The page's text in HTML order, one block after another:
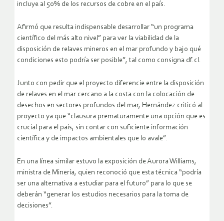
incluye al 50% de los recursos de cobre en el país.
Afirmó que resulta indispensable desarrollar “un programa
científico del más alto nivel” para ver la viabilidad de la
disposición de relaves mineros en el mar profundo y bajo qué
condiciones esto podría ser posible”, tal como consigna df.cl.
Junto con pedir que el proyecto diferencie entre la disposición
de relaves en el mar cercano a la costa con la colocación de
desechos en sectores profundos del mar, Hernández criticó al
proyecto ya que “clausura prematuramente una opción que es
crucial para el país, sin contar con suficiente información
científica y de impactos ambientales que lo avale”.
En una línea similar estuvo la exposición de Aurora Williams,
ministra de Minería, quien reconoció que esta técnica “podría
ser una alternativa a estudiar para el futuro” para lo que se
deberán “generar los estudios necesarios para la toma de
decisiones”.